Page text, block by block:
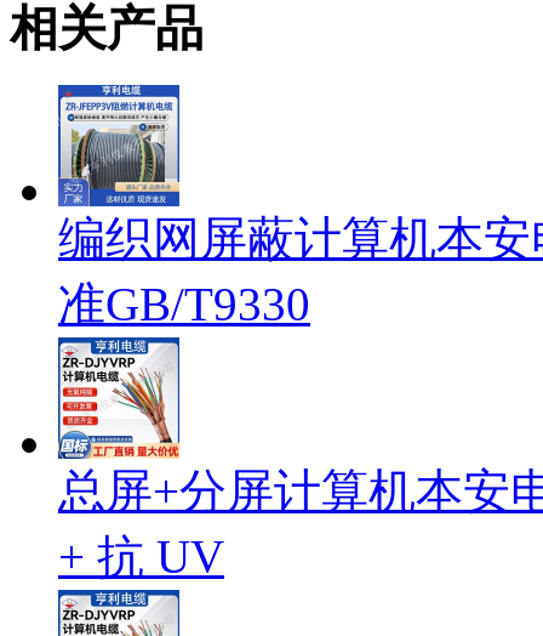
相关产品
编织网屏蔽计算机本
准GB/T9330
总屏+分屏计算机本安
+ 抗 UV